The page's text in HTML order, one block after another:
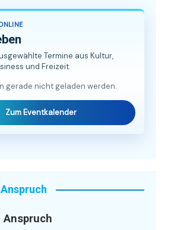
Termine aus Kultur,
und Freizeit.
gerade nicht geladen werden.
Zum Eventkalender
Anspruch